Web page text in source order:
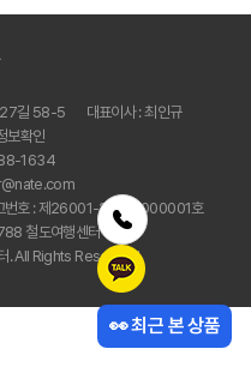
👀 최근 본 상품
27길 58-5
대표이사 : 최인규
보확인
1634
번호 : 제26001-2022-000001호
철도여행센터
. All Rights Reserved.